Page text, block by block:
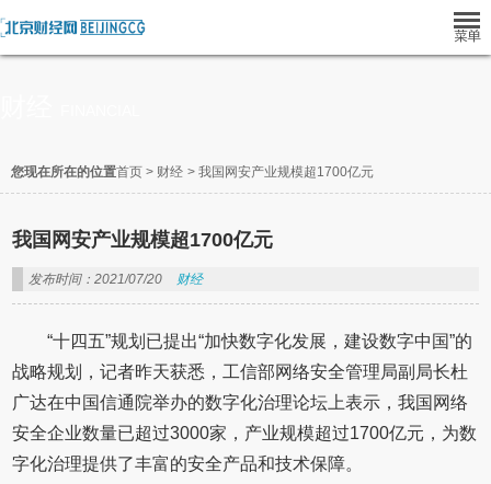
您现在所在的位置首页 > 财经 > 我国网安产业规模超1700亿元
我国网安产业规模超1700亿元
发布时间：2021/07/20 财经
“十四五”规划已提出“加快数字化发展，建设数字中国”的
战略规划，记者昨天获悉，工信部网络安全管理局副局长杜
广达在中国信通院举办的数字化治理论坛上表示，我国网络
安全企业数量已超过3000家，产业规模超过1700亿元，为数
字化治理提供了丰富的安全产品和技术保障。